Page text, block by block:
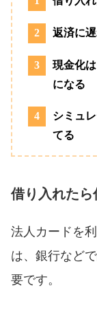
2 返済に
3
現金化
になる
4
シミュ
てる
借り入れた
法人カードを
は、銀行など
要です。